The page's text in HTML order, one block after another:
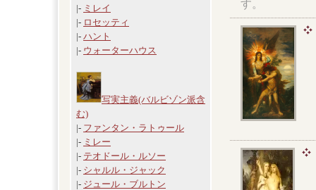
|- ミレイ
|- ロセッティ
|- ハント
|- ウォーターハウス
写実主義(バルビゾン派含
む)
|- ファンタン・ラトゥール
|- ミレー
|- テオドール・ルソー
|- シャルル・ジャック
|- ジュール・ブルトン
す。